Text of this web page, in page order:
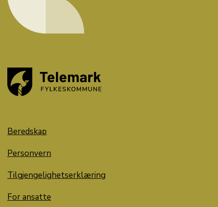
Beredskap
Personvern
Tilgjengelighetserklæring
For ansatte